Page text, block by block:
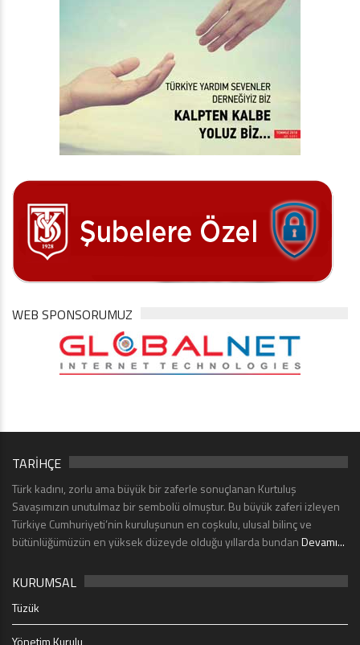
WEB SPONSORUMUZ
TARİHÇE
Türk kadını, zorlu ama büyük bir zaferle sonuçlanan Kurtuluş
Savaşımızın unutulmaz bir sembolü olmuştur. Bu büyük zaferi izleyen
Türkiye Cumhuriyeti’nin kuruluşunun en coşkulu, ulusal bilinç ve
bütünlüğümüzün en yüksek düzeyde olduğu yıllarda bundanDevamı...
KURUMSAL
Tüzük
Yönetim Kurulu